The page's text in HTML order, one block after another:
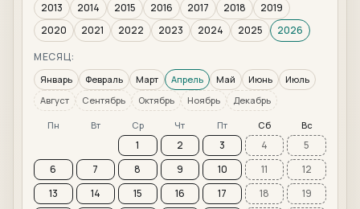
2013
2014 2015 2016 2017 2018
2019
2020
2021 2022 2023 2024 2025
2026
МЕСЯЦ:
Январь Февраль Март Апрель Май Июнь
Июль
Август
Сентябрь Октябрь Ноябрь Декабрь
Пн Вт Ср Чт Пт Сб Вс
1 2 3 4
5
6
7 8 9 10 11
12
13
14 15 16 17 18
19